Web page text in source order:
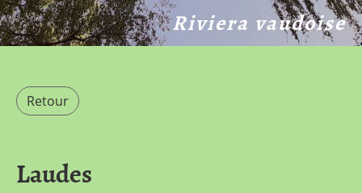
Riviera vaudoise
Retour
Laudes